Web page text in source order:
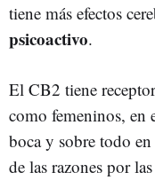
tiene más efectos
psicoactivo.
El CB2 tiene
como femeninos, en
boca y sobre todo
de las razones por